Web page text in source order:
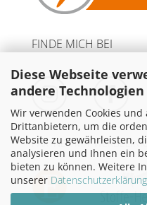
Diese Webseite
andere Technologien
Wir verwenden Cookies
Drittanbietern, um die
Website zu gewährleisten,
analysieren und Ihnen ein
bieten zu können. Weitere
unserer Datenschutzerklärung
FINDE MICH BEI
PARTNER MIT